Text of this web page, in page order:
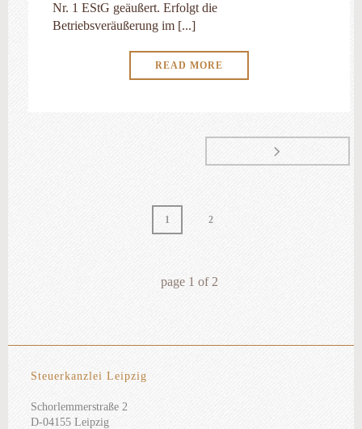
Nr. 1 EStG geäußert. Erfolgt die
Betriebsveräußerung im [...]
READ MORE
1 2
page 1 of 2
Steuerkanzlei Leipzig
Schorlemmerstraße 2
D-04155 Leipzig